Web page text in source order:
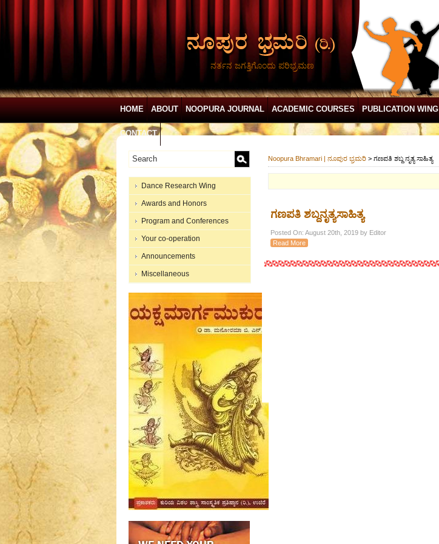
ನರ್ತನ ಜಗತ್ತಿಗೊಂದು ಪರಿಭ್ರಮಣ
HOME ABOUT NOOPURA JOURNAL ACADEMIC COURSES PUBLICATION WING
CONTACT
Dance Research Wing
Awards and Honors
Program and Conferences
Your co-operation
Announcements
Miscellaneous
Noopura Bhramari | ನೂಪುರ ಭ್ರಮರಿ > ಗಣಪತಿ ಶಬ್ದ ನೃತ್ಯ ಸಾಹಿತ್ಯ
ಗಣಪತಿ ಶಬ್ದನೃತ್ಯಸಾಹಿತ್ಯ
Posted On: August 20th, 2019 by Editor
Read More